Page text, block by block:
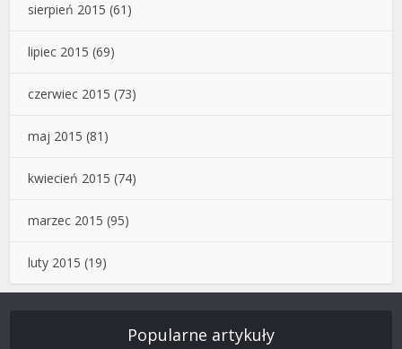
sierpień 2015 (61)
lipiec 2015 (69)
czerwiec 2015 (73)
maj 2015 (81)
kwiecień 2015 (74)
marzec 2015 (95)
luty 2015 (19)
Popularne artykuły